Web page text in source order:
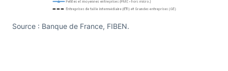
Source : Banque de France, FIBEN.